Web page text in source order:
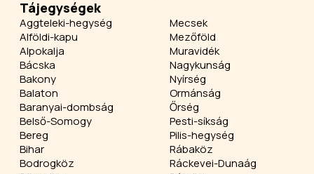
Tájegységek
Aggteleki-hegység
Alföldi-kapu
Alpokalja
Bácska
Bakony
Balaton
Baranyai-dombság
Belső-Somogy
Bereg
Bihar
Bodrogköz
Mecsek
Mezőföld
Muravidék
Nagykunság
Nyírség
Ormánság
Őrség
Pesti-síkság
Pilis-hegység
Rábaköz
Ráckevei-Dunaág